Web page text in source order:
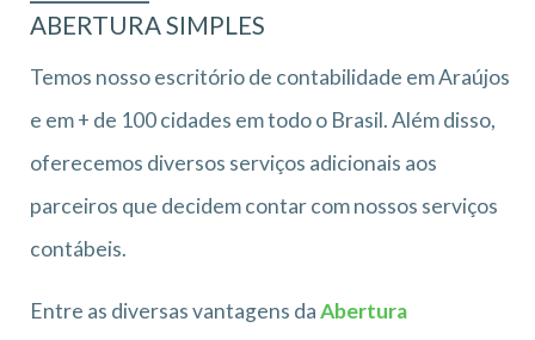
ABERTURA SIMPLES
Temos nosso escritório de contabilidade em Araújos
e em + de 100 cidades em todo o Brasil. Além disso,
oferecemos diversos serviços adicionais aos
parceiros que decidem contar com nossos serviços
contábeis.
Entre as diversas vantagens daAbertura